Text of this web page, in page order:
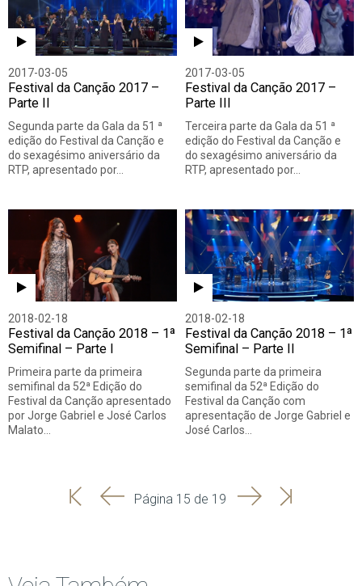
2017-03-05
Festival da Canção 2017 –
Parte II
Segunda parte da Gala da 51 ª
edição do Festival da Canção e
do sexagésimo aniversário da
RTP, apresentado por…
2017-03-05
Festival da Canção 2017 –
Parte III
Terceira parte da Gala da 51 ª
edição do Festival da Canção e
do sexagésimo aniversário da
RTP, apresentado por…
2018-02-18
Festival da Canção 2018 – 1ª
Semifinal – Parte I
Primeira parte da primeira
semifinal da 52ª Edição do
Festival da Canção apresentado
por Jorge Gabriel e José Carlos
Malato…
2018-02-18
Festival da Canção 2018 – 1ª
Semifinal – Parte II
Segunda parte da primeira
semifinal da 52ª Edição do
Festival da Canção com
apresentação de Jorge Gabriel e
José Carlos…
'
'
Página 15 de 19 SeguinteÚltima